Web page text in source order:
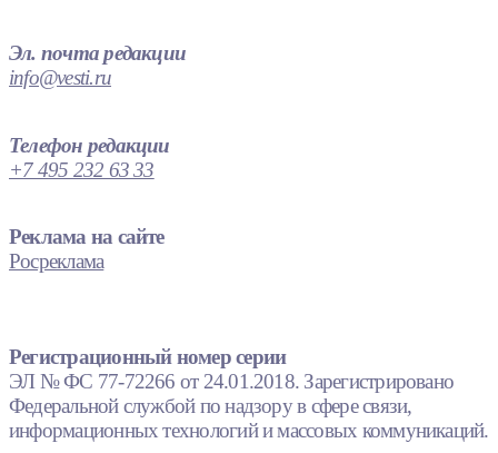
Эл. почта редакции
info@vesti.ru
Телефон редакции
+7 495 232 63 33
Реклама на сайте
Росреклама
Регистрационный номер серии
ЭЛ № ФС 77-72266 от 24.01.2018. Зарегистрировано
Федеральной службой по надзору в сфере связи,
информационных технологий и массовых коммуникаций.